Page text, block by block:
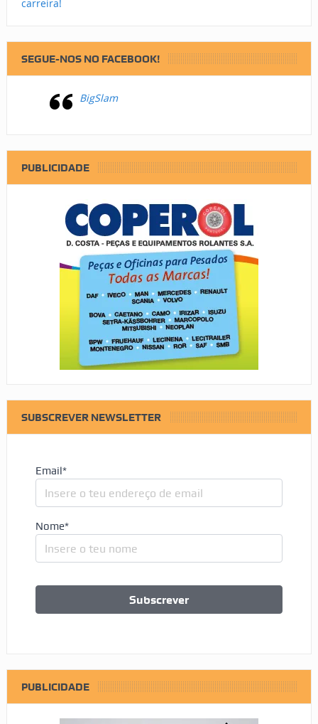
carreira!
SEGUE-NOS NO FACEBOOK!
BigSlam
PUBLICIDADE
SUBSCREVER NEWSLETTER
Email*
Nome*
PUBLICIDADE